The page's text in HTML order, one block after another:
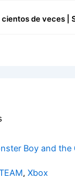
de veces |
Boy and the
,Xbox